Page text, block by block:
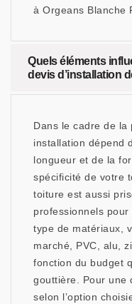
à Orgeans Blanche
Quels éléments
devis d’installation
Dans le cadre de la
installation dépend
longueur et de la
spécificité de votre
toiture est aussi
professionnels
type de matériaux,
marché, PVC, alu,
fonction du budget
gouttière. Pour une
selon l’option